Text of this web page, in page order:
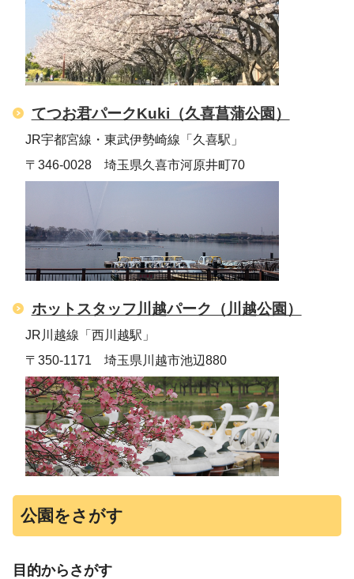
てつお君パークKuki（久喜菖蒲公園）
JR宇都宮線・東武伊勢崎線「久喜駅」
〒346-0028 埼玉県久喜市河原井町70
ホットスタッフ川越パーク（川越公園）
JR川越線「西川越駅」
〒350-1171 埼玉県川越市池辺880
公園をさがす
目的からさがす